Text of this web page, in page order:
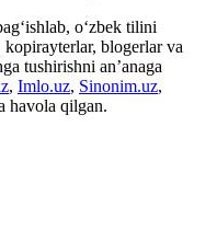
o‘zbek tilini
blogerlar va
tushirishni an’anaga
, Imlo.uz, Sinonim.uz,
havola qilgan.